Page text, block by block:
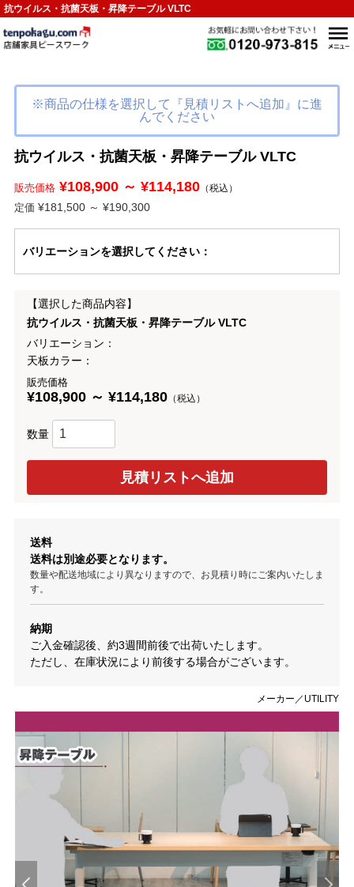
抗ウイルス・抗菌天板・昇降テーブル VLTC
メーカー／UTILITY
※商品の仕様を選択して『見積リストへ追加』に進
んでください
抗ウイルス・抗菌天板・昇降テーブル VLTC
販売価格¥108,900 ～ ¥114,180（税込）
定価 ¥181,500 ～ ¥190,300
バリエーションを選択してください：
【選択した商品内容】
抗ウイルス・抗菌天板・昇降テーブル VLTC
バリエーション：
天板カラー：
販売価格
¥108,900 ～ ¥114,180（税込）
数量
送料
送料は別途必要となります。
数量や配送地域により異なりますので、お見積り時にご案内いたしま
す。
納期
ご入金確認後、約3週間前後で出荷いたします。
ただし、在庫状況により前後する場合がございます。